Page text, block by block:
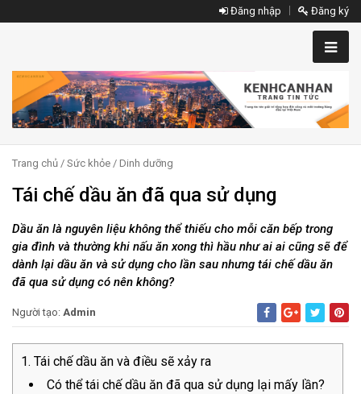
Đăng nhập Đăng ký
Trang chủ / Sức khỏe / Dinh dưỡng
Tái chế dầu ăn đã qua sử dụng
Dầu ăn là nguyên liệu không thể thiếu cho mỗi căn bếp trong
gia đình và thường khi nấu ăn xong thì hầu như ai ai cũng sẽ để
dành lại dầu ăn và sử dụng cho lần sau nhưng tái chế dầu ăn
đã qua sử dụng có nên không?
Người tạo: Admin
Tái chế dầu ăn và điều sẽ xảy ra
Có thể tái chế dầu ăn đã qua sử dụng lại mấy lần?